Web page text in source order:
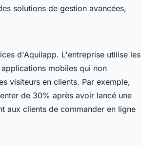
solutions de gestion avancées,
d'Aquilapp. L'entreprise utilise les
mobiles qui non
visiteurs en clients. Par exemple,
de 30% après avoir lancé une
aux clients de commander en ligne